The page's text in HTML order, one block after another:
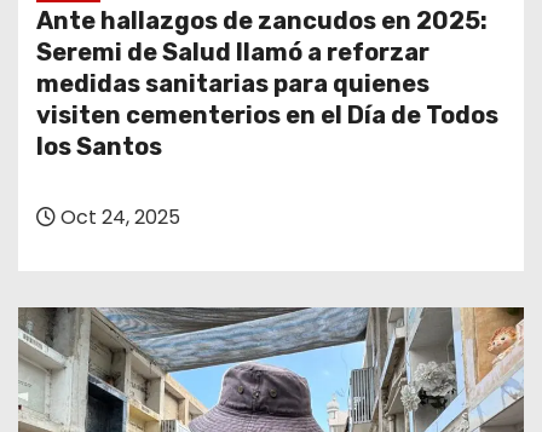
Ante hallazgos de zancudos en 2025:
Seremi de Salud llamó a reforzar
medidas sanitarias para quienes
visiten cementerios en el Día de Todos
los Santos
Oct 24, 2025